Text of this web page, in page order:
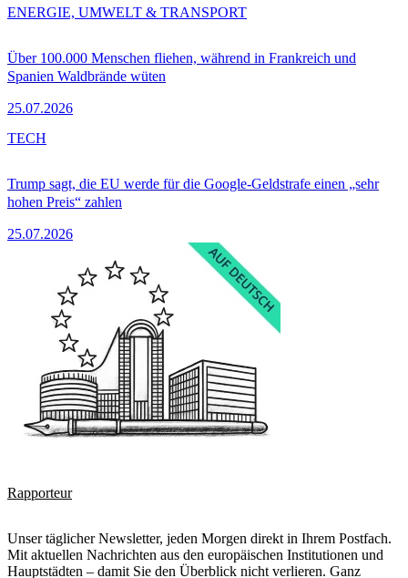
Über 100.000 Menschen fliehen, während in Frankreich und
Spanien Waldbrände wüten
25.07.2026
ENERGIE, UMWELT & TRANSPORT
Trump sagt, die EU werde für die Google-Geldstrafe einen „sehr
hohen Preis“ zahlen
25.07.2026
TECH
Rapporteur
Unser täglicher Newsletter, jeden Morgen direkt in Ihrem Postfach.
Mit aktuellen Nachrichten aus den europäischen Institutionen und
Hauptstädten – damit Sie den Überblick nicht verlieren. Ganz